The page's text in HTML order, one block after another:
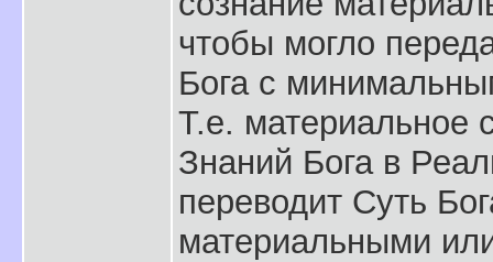
чтобы могло
Бога с
Т.е. материальное
Знаний Бога в
переводит Суть
материальными